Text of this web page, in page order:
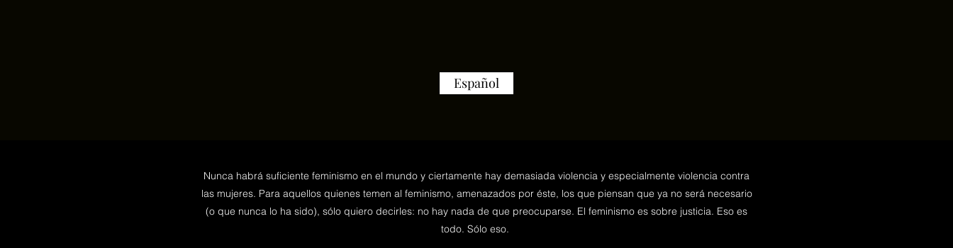
Español
Nunca habrá suficiente feminismo en el mundo y ciertamente hay demasiada violencia y especialmente violencia contra
las mujeres. Para aquellos quienes temen al feminismo, amenazados por éste, los que piensan que ya no será necesario
(o que nunca lo ha sido), sólo quiero decirles: no hay nada de que preocuparse. El feminismo es sobre justicia. Eso es
todo. Sólo eso.